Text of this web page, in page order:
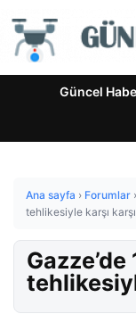
Güncel
Ana sayfa › Forumlar ›
tehlikesiyle karşı